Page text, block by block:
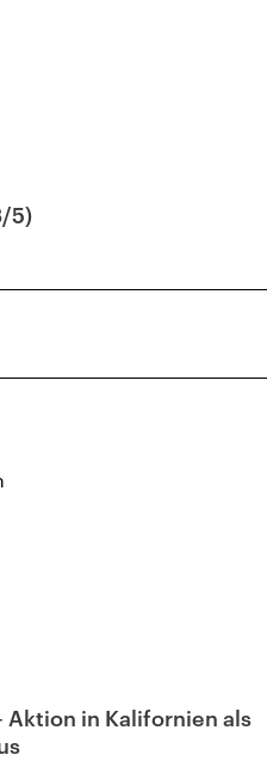
5)
Aktion in Kalifornien als